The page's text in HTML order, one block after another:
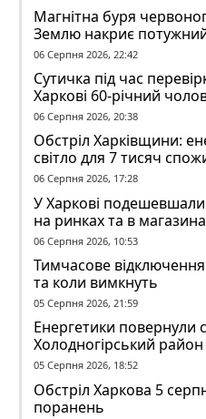
Магнітна буря
Землю накриє
06 Серпня 2026, 22:42
Сутичка під час
Харкові 60-річний
конфлікті з ТЦК
06 Серпня 2026, 20:38
Обстріл Харківщини:
світло для 7 тисяч
06 Серпня 2026, 17:28
У Харкові подешевшали
на ринках та в
06 Серпня 2026, 10:53
Тимчасове
та коли вимкнуть
05 Серпня 2026, 21:59
Енергетики повернули
Холодногірський район
ворожого обстрілу
05 Серпня 2026, 18:52
Обстріл Харкова 5
поранень